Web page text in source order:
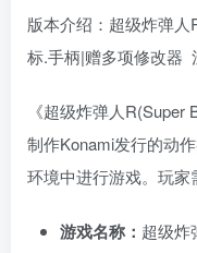
版本介绍：超级炸弹
标.手柄|赠多项修改器
《超级炸弹人
制作Konami发行的动
环境中进行游戏。玩家
游戏名称： 超级炸